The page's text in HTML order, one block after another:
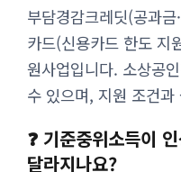
부담경감크레딧(공과
카드(신용카드 한도 지
원사업입니다. 소상공
수 있으며, 지원 조건
❓ 기준중위소득이
달라지나요?